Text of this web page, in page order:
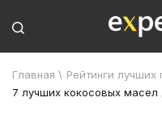
Главная \ Рейтинги лучших
7 лучших кокосовых масел